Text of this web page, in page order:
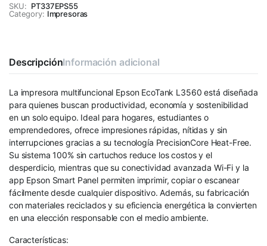
SKU: PT337EPS55
Category: Impresoras
DescripciónInformación adicional
La impresora multifuncional Epson EcoTank L3560 está diseñada
para quienes buscan productividad, economía y sostenibilidad
en un solo equipo. Ideal para hogares, estudiantes o
emprendedores, ofrece impresiones rápidas, nítidas y sin
interrupciones gracias a su tecnología PrecisionCore Heat-Free.
Su sistema 100% sin cartuchos reduce los costos y el
desperdicio, mientras que su conectividad avanzada Wi-Fi y la
app Epson Smart Panel permiten imprimir, copiar o escanear
fácilmente desde cualquier dispositivo. Además, su fabricación
con materiales reciclados y su eficiencia energética la convierten
en una elección responsable con el medio ambiente.
Características: